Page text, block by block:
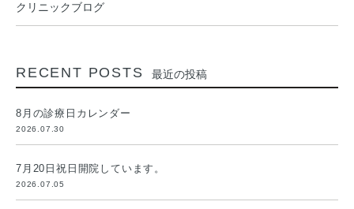
クリニックブログ
RECENT POSTS 最近の投稿
8月の診療日カレンダー
2026.07.30
7月20日祝日開院しています。
2026.07.05